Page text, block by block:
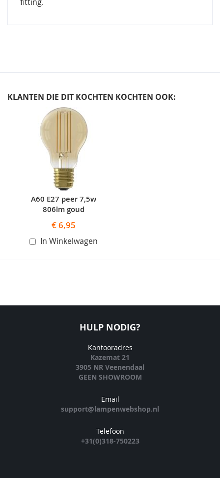
KLANTEN DIE DIT KOCHTEN KOCHTEN OOK:
carousel
A60 E27 peer 7,5w
806lm goud
€ 6,95
In Winkelwagen
HULP NODIG?
Kantooradres
Kazemat 21
3905 NR Veenendaal
GEEN SHOWROOM
Email
support@lampenwebshop.nl
Telefoon
+31(0)318-750223